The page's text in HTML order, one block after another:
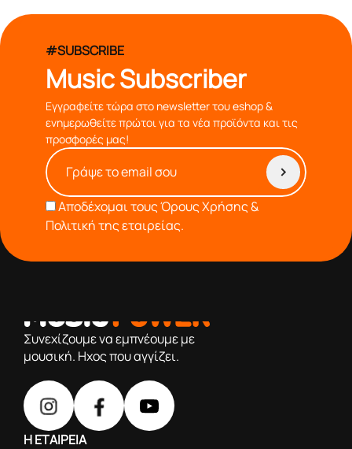
#SUBSCRIBE
Music Subscriber
Εγγραφείτε τώρα στο newsletter του eshop &
ενημερωθείτε πρώτοι για τα νέα προϊόντα και τις
προσφορές μας!
Αποδέχομαι τουςΌρους Χρήσης &
Πολιτική της εταιρείας.
Συνεχίζουμε να εμπνέουμε με
μουσική. Ηχος που αγγίζει.
Η ΕΤΑΙΡΕΙΑ